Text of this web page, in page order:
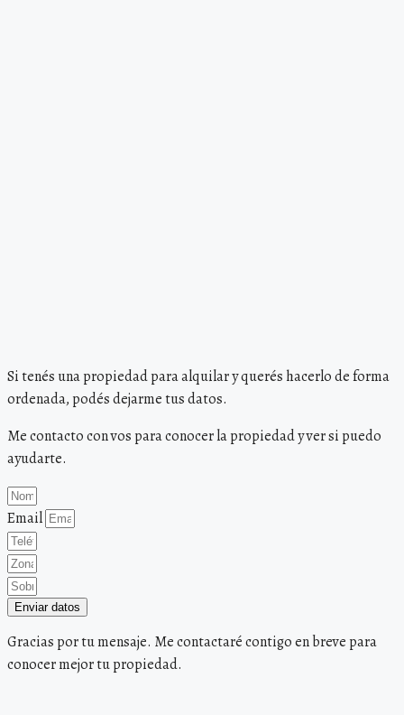
Si tenés una propiedad para alquilar y querés hacerlo de forma
ordenada, podés dejarme tus datos.
Me contacto con vos para conocer la propiedad y ver si puedo
ayudarte.
Email
Enviar datos
Gracias por tu mensaje. Me contactaré contigo en breve para
conocer mejor tu propiedad.